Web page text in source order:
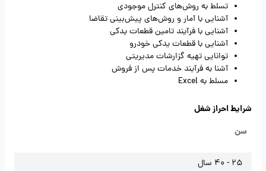
تسلط به روش‌های کنترل موجودی
آشنایی با آمار و روش‌های پیش‌بینی تقاضا
آشنایی با فرآیند تامین قطعات یدکی
آشنایی با قطعات یدکی خودرو
توانایی تهیه گزارشات مدیریتی
آشنا به فرآیند خدمات پس از فروش
مسلط به Excel
شرایط احراز شغل
سن
25 - 40 سال